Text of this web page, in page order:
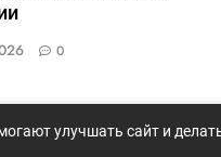
0
государственный
университет
улучшать сайт и